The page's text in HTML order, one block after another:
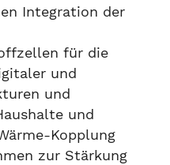
Integration der
für die
und
und
und
Kopplung
zur Stärkung